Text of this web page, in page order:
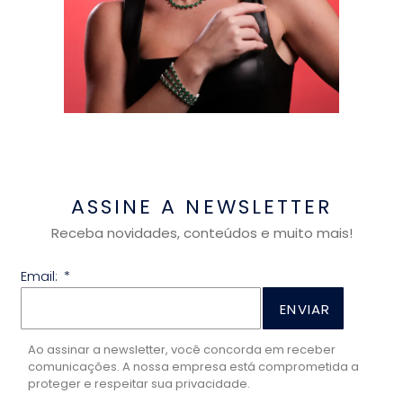
ASSINE A NEWSLETTER
Receba novidades, conteúdos e muito mais!
Email:
ENVIAR
Ao assinar a newsletter, você concorda em receber
comunicações. A nossa empresa está comprometida a
proteger e respeitar sua privacidade.